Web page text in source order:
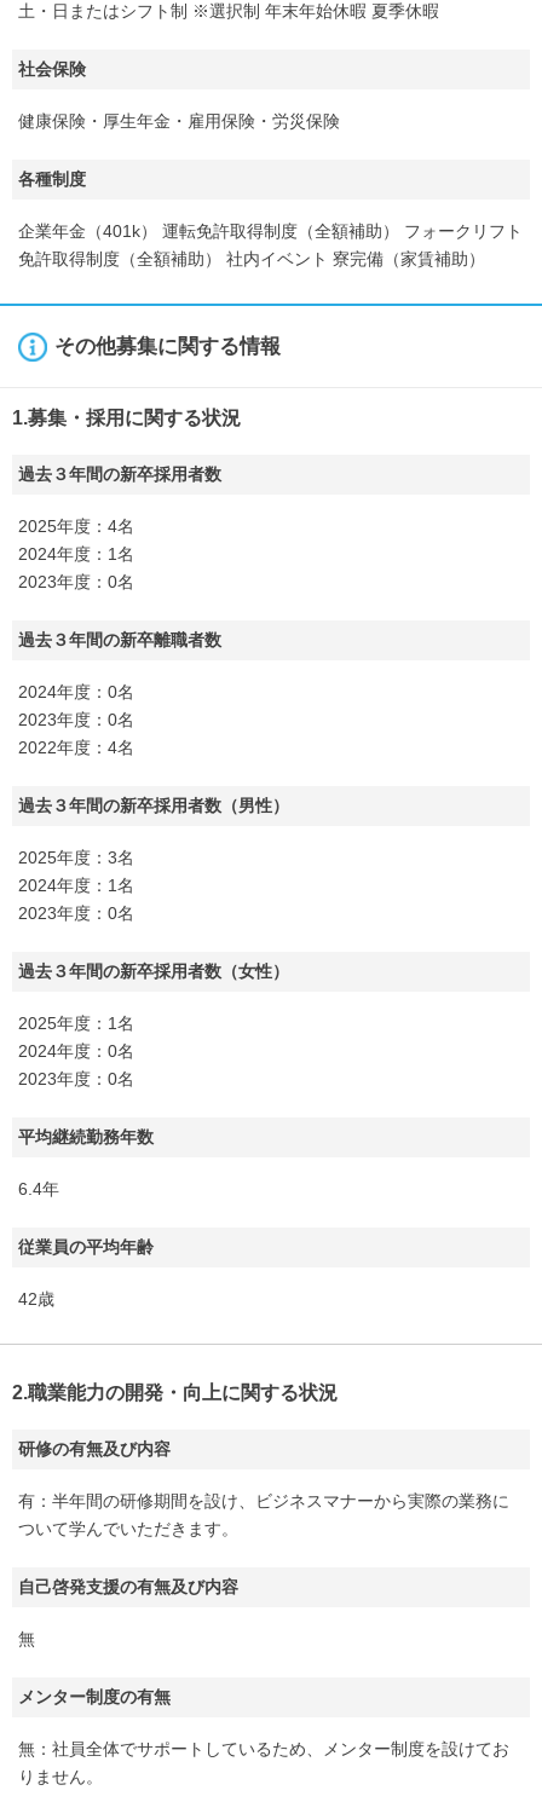
土・日またはシフト制 ※選択制 年末年始休暇 夏季休暇
社会保険
健康保険・厚生年金・雇用保険・労災保険
各種制度
企業年金（401k） 運転免許取得制度（全額補助） フォークリフト
免許取得制度（全額補助） 社内イベント 寮完備（家賃補助）
その他募集に関する情報
1.募集・採用に関する状況
過去３年間の新卒採用者数
2025年度：4名
2024年度：1名
2023年度：0名
過去３年間の新卒離職者数
2024年度：0名
2023年度：0名
2022年度：4名
過去３年間の新卒採用者数（男性）
2025年度：3名
2024年度：1名
2023年度：0名
過去３年間の新卒採用者数（女性）
2025年度：1名
2024年度：0名
2023年度：0名
平均継続勤務年数
6.4年
従業員の平均年齢
42歳
2.職業能力の開発・向上に関する状況
研修の有無及び内容
有：半年間の研修期間を設け、ビジネスマナーから実際の業務に
ついて学んでいただきます。
自己啓発支援の有無及び内容
無
メンター制度の有無
無：社員全体でサポートしているため、メンター制度を設けてお
りません。